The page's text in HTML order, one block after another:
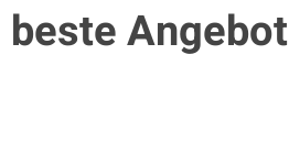
beste Angebot